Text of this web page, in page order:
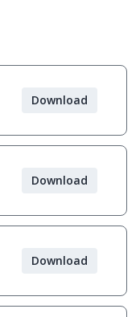
Download
Download
Download